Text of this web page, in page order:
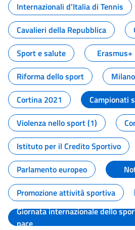
Internazionali d'Italia di Tennis
Cavalieri della Repubblica
Sport e salute
Erasmus+
Riforma dello sport
Cortina 2021
Campionati
Violenza nello sport (1)
Istituto per il Credito Sportivo
Parlamento europeo
Promozione attività sportiva
Giornata internazionale dello
pace